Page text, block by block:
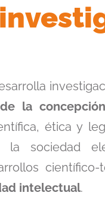
la
ética y
la sociedad
intelectual.